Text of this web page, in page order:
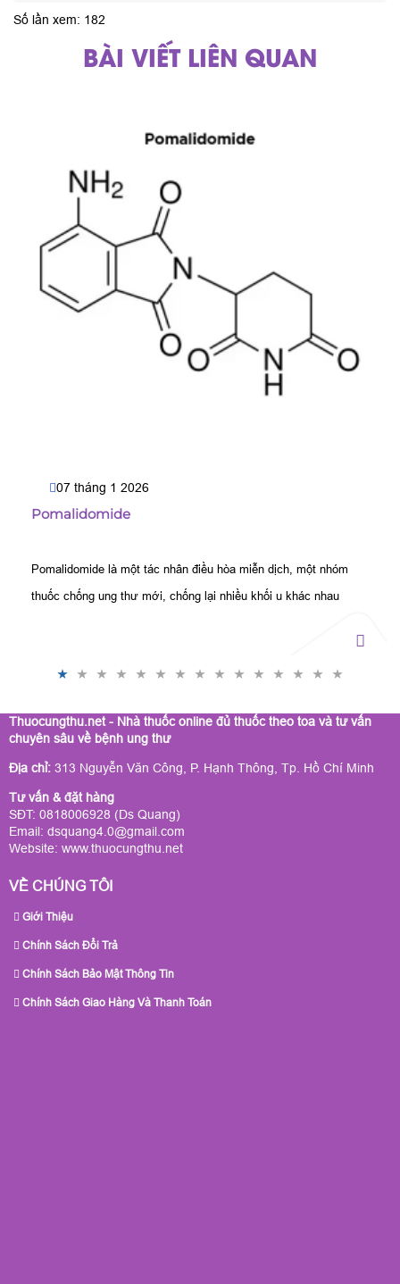
Số lần xem: 182
BÀI VIẾT LIÊN QUAN
07 tháng 1 2026
Pomalidomide
Pomalidomide là một tác nhân điều hòa miễn dịch, một nhóm
thuốc chống ung thư mới, chống lại nhiều khối u khác nhau
Thuocungthu.net - Nhà thuốc online đủ thuốc theo toa và tư vấn
chuyên sâu về bệnh ung thư
Địa chỉ: 313 Nguyễn Văn Công, P. Hạnh Thông, Tp. Hồ Chí Minh
Tư vấn & đặt hàng
SĐT: 0818006928 (Ds Quang)
Email: dsquang4.0@gmail.com
Website: www.thuocungthu.net
VỀ CHÚNG TÔI
Giới Thiệu
Chính Sách Đổi Trả
Chính Sách Bảo Mật Thông Tin
Chính Sách Giao Hàng Và Thanh Toán